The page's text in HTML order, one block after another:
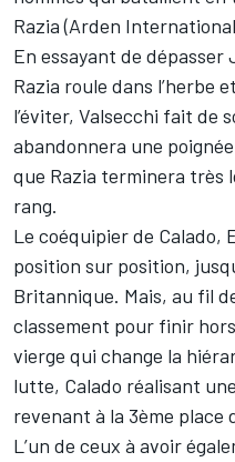
Razia (Arden
En essayant de dépasser
Razia roule dans l’herbe
l’éviter, Valsecchi fait de
abandonnera une
que Razia terminera très
rang.
Le coéquipier de
position sur position,
Britannique. Mais, au fil
classement pour finir
vierge qui change la
lutte, Calado réalisant
revenant à la 3ème place
L’un de ceux à avoir